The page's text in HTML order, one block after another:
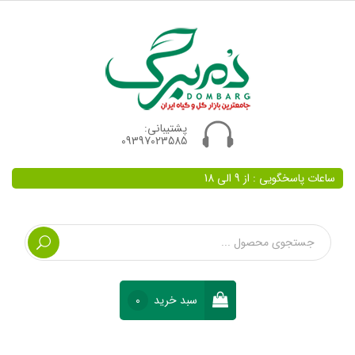
پشتیبانی:
09397023585
ساعات پاسخگویی : از 9 الی 18
سبد خرید 0